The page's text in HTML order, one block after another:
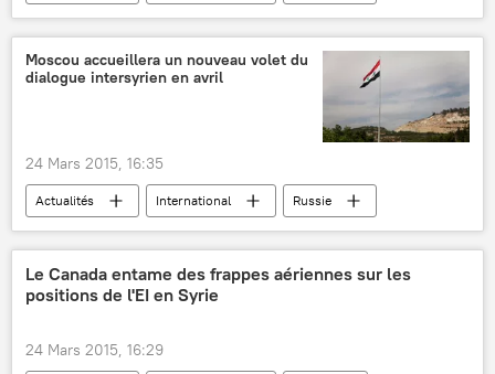
États-Unis Alexandre Jarov
CNN
Roskomnadzor
Moscou accueillera un nouveau volet du
dialogue intersyrien en avril
24 Mars 2015, 16:35
Actualités International
Russie
Syrie
Moscou
Situation en Syrie (2014)
Le Canada entame des frappes aériennes sur les
positions de l'EI en Syrie
24 Mars 2015, 16:29